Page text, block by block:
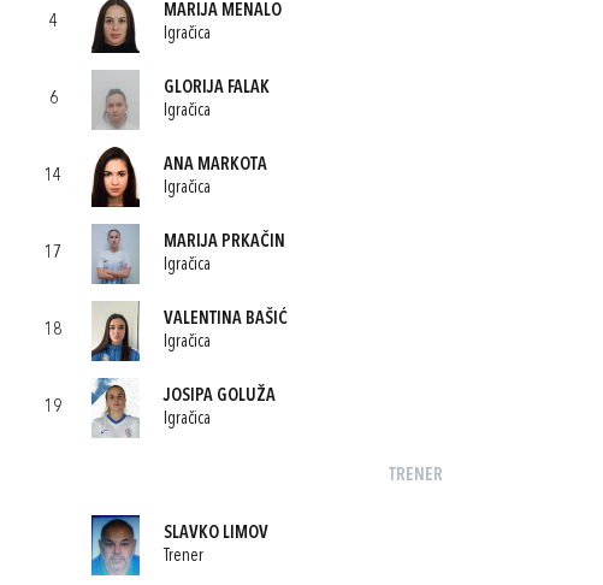
4
MARIJA MENALO
Igračica
6
GLORIJA FALAK
Igračica
14
ANA MARKOTA
Igračica
17
MARIJA PRKAČIN
Igračica
18
VALENTINA BAŠIĆ
Igračica
19
JOSIPA GOLUŽA
Igračica
TRENER
SLAVKO LIMOV
Trener